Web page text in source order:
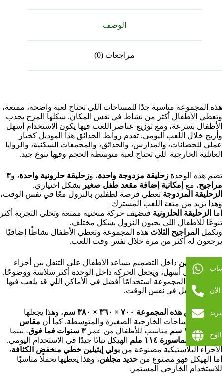
الوصف
مراجعات (0)
هذه المجموعة مناسبة جدًا للمساحات اللي تحتاج لعبة واضحة، ممتعة،
وتعطي الأطفال أكثر من نشاط في نفس المكان. شكلها المرح يجذب
الأطفال بسرعة، ومع توزيع عناصر اللعب فيها يكون الاستخدام أسهل
وأريح خلال اللعب اليومي. تقدم روابط الحدائق هذا الموديل كخيار
عملي للحضانات، والمدارس، والحدائق، والمجمعات السكنية، والزوايا
العائلية الخارجية اللي تحتاج لعبة متوسطة الحجم وفيها تنوع جيد.
تضم هذه الوحدة زحليقة مزدوجة واحدة، وزحليقة حلزونية واحدة، و٣
مراجيح، مع إمكانية إضافة مقعد طفل صغير بشكل اختياري.
الزحليقة المزدوجة تعطي فرصة لطفلين بالنزول معًا في نفس الوقت،
وهذا يزيد من متعة اللعب المشترك.
أما الزحليقة الحلزونية فتضيف حركة منحنية ممتعة وتخلي التجربة أكثر
تنوعًا للأطفال اللي يحبون النزول بشكل مختلف.
وتكمل المراجيح الثلاث هذه المجموعة وتعطي الأطفال نشاطًا إضافيًا
يرجعون له أكثر من مرة خلال نفس وقت اللعب.
منصتين داخل التصميم يساعد الأطفال على التنقل بين أجزاء
اللعبة بشكل أسهل، ويجعل الحركة داخل الوحدة أكثر سلاسة ووضوحًا.
وهذا يعطي المجموعة استخدامًا أفضل في الأماكن اللي قد يلعب فيها
أكثر من طفل في نفس الوقت.
ويبلغ مقاس هذه المجموعة ٧٠٠ × ٣٦٠ × ٣٨٠ سم
، وهذا يجعلها
مناسبة للمساحات الخارجية الصغيرة والمتوسطة. كما أن مقاس
المنصة ١١٠ سم
مناسب للأطفال من عمر ٣ سنوات فما فوق
، بينما
يمنح
قطر الماسورة ١١٤ ملم
الهيكل ثباتًا جيدًا في الاستخدام اليومي.
الأجزاء البلاستيكية مصنوعة من بولي إيثيلين خطي منخفض الكثافة،
أما الهيكل فهو مصنوع من حديد مجلفن، وهذا يعطيها تحملًا مناسبًا
للاستخدام الخارجي المستمر.